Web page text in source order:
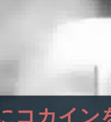
コカイン